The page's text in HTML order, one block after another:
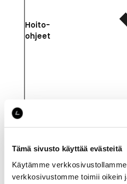
Tämä sivusto käyttää evästeitä
Käytämme
verkkosivustomme toimii oikein
Hoito-
ohjeet
Katso saatavuus
myymälässä